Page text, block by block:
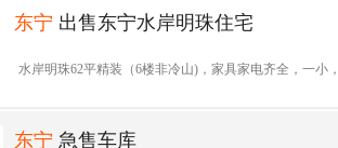
东宁 出售东宁水岸明珠住宅
水岸明珠62平精装（6楼非冷山)，家具家电齐全，一小
东宁 急售车库